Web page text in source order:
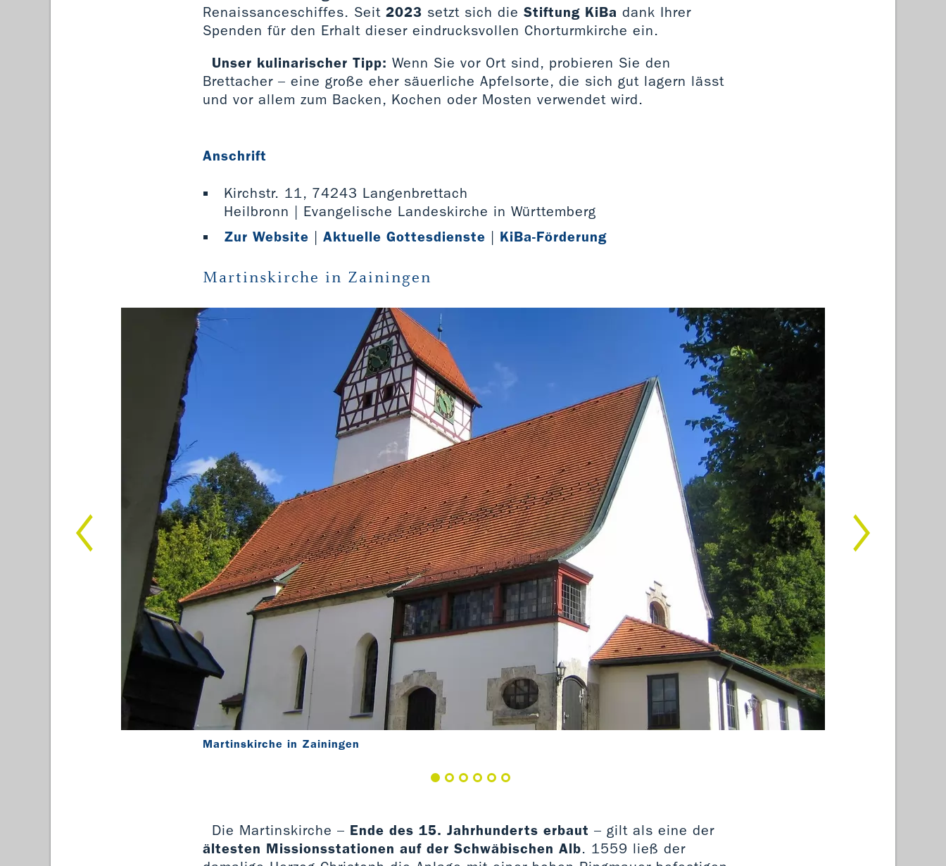
Renaissanceschiffes. Seit 2023 setzt sich die Stiftung KiBa dank Ihrer
Spenden für den Erhalt dieser eindrucksvollen Chorturmkirche ein.
Unser kulinarischer Tipp: Wenn Sie vor Ort sind, probieren Sie den
Brettacher – eine große eher säuerliche Apfelsorte, die sich gut lagern lässt
und vor allem zum Backen, Kochen oder Mosten verwendet wird.
Anschrift
Kirchstr. 11, 74243 Langenbrettach
Heilbronn | Evangelische Landeskirche in Württemberg
Zur Website | Aktuelle Gottesdienste | KiBa-Förderung
Martinskirche in Zainingen
Martinskirche in Zainingen
Die Martinskirche – Ende des 15. Jahrhunderts erbaut – gilt als eine der
ältesten Missionsstationen auf der Schwäbischen Alb. 1559 ließ der